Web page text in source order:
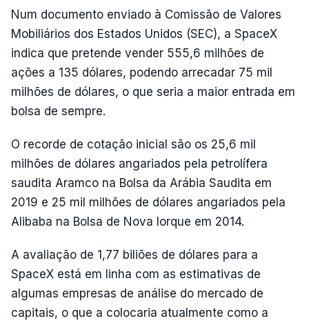
Num documento enviado à Comissão de Valores
Mobiliários dos Estados Unidos (SEC), a SpaceX
indica que pretende vender 555,6 milhões de
ações a 135 dólares, podendo arrecadar 75 mil
milhões de dólares, o que seria a maior entrada em
bolsa de sempre.
O recorde de cotação inicial são os 25,6 mil
milhões de dólares angariados pela petrolífera
saudita Aramco na Bolsa da Arábia Saudita em
2019 e 25 mil milhões de dólares angariados pela
Alibaba na Bolsa de Nova Iorque em 2014.
A avaliação de 1,77 biliões de dólares para a
SpaceX está em linha com as estimativas de
algumas empresas de análise do mercado de
capitais, o que a colocaria atualmente como a